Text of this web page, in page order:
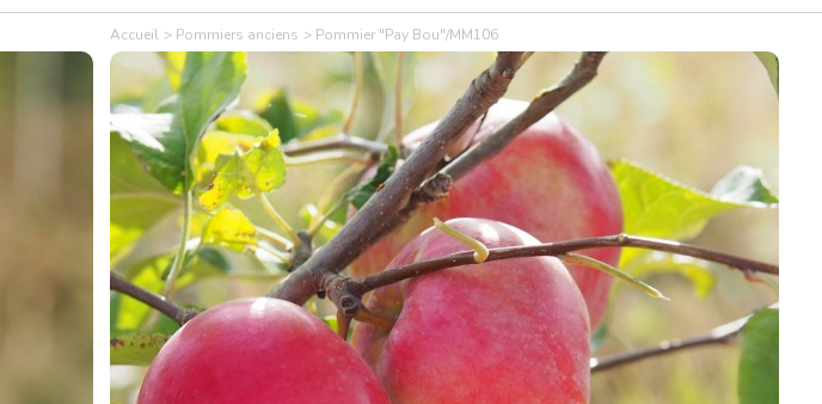
Accueil Pommiers anciens Pommier "Pay Bou"/MM106